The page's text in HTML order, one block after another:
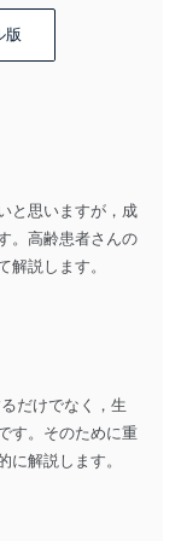
版
と思いますが，成
。高齢患者さんの
解説します。
だけでなく，生
す。そのために重
に解説します。